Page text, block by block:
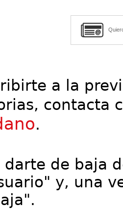
a la
contacta
.
darte de baja
y, una